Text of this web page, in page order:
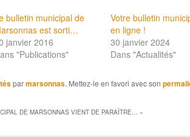
bulletin municipal de
est sorti…
janvier 2016
"Publications"
Votre bulletin
en ligne !
30 janvier 2024
Dans "Actualités"
parmarsonnas. Mettez-le en favori avec son
DE MARSONNAS VIENT DE PARAÎTRE… »